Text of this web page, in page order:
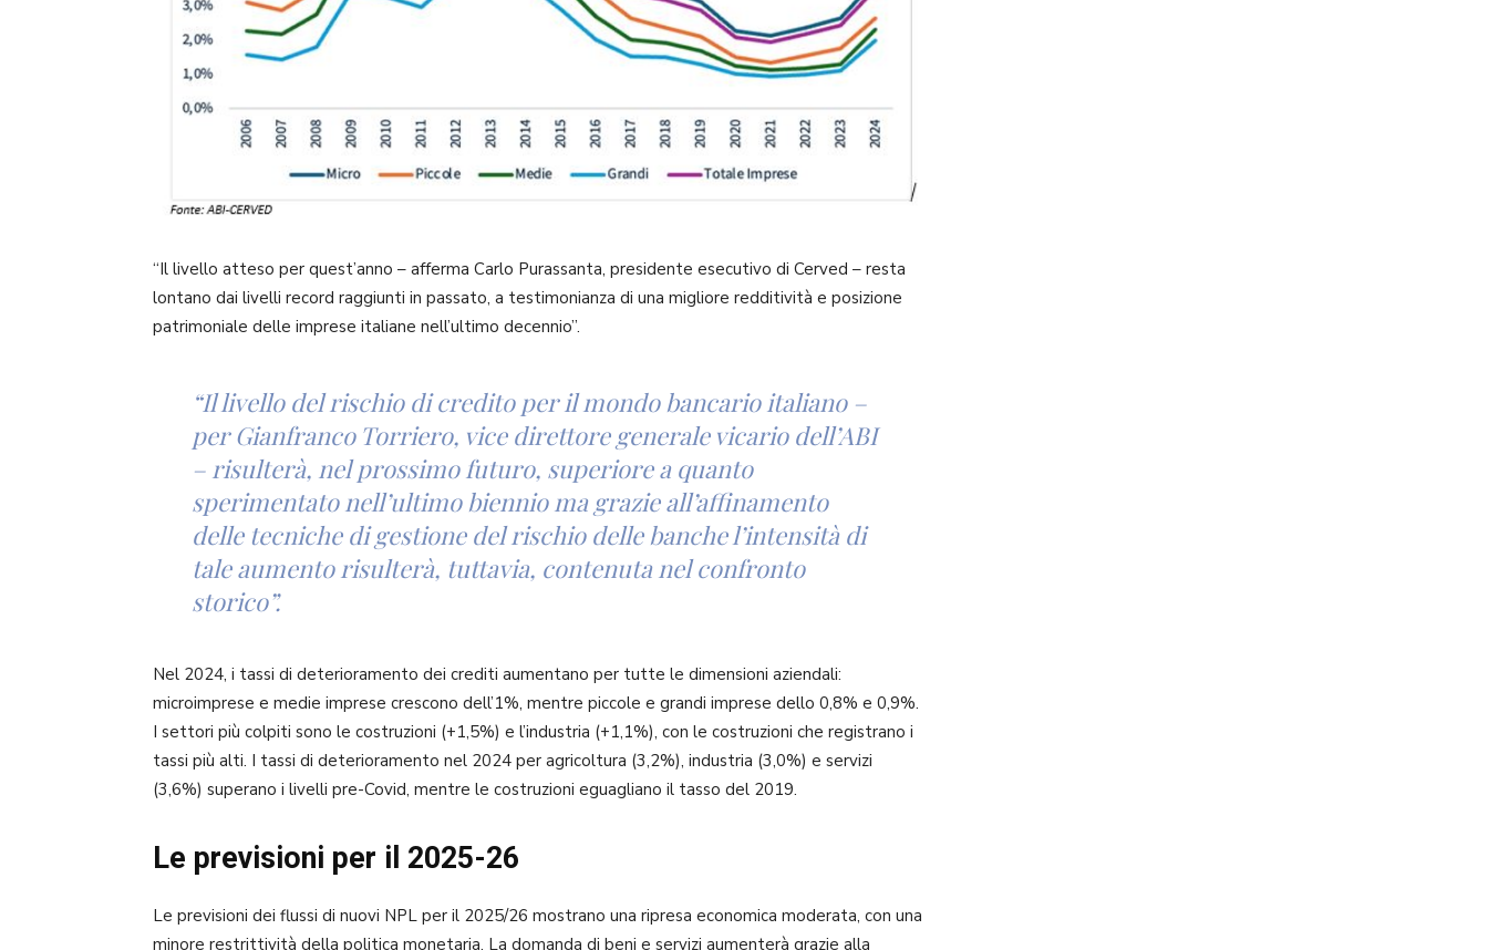
“Il livello atteso per quest’anno – afferma Carlo Purassanta, presidente esecutivo di Cerved – resta
lontano dai livelli record raggiunti in passato, a testimonianza di una migliore redditività e posizione
patrimoniale delle imprese italiane nell’ultimo decennio”.
“Il livello del rischio di credito per il mondo bancario italiano –
per Gianfranco Torriero, vice direttore generale vicario dell’ABI
– risulterà, nel prossimo futuro, superiore a quanto
sperimentato nell’ultimo biennio ma grazie all’affinamento
delle tecniche di gestione del rischio delle banche l’intensità di
tale aumento risulterà, tuttavia, contenuta nel confronto
storico”.
Nel 2024, i tassi di deterioramento dei crediti aumentano per tutte le dimensioni aziendali:
microimprese e medie imprese crescono dell’1%, mentre piccole e grandi imprese dello 0,8% e 0,9%.
I settori più colpiti sono le costruzioni (+1,5%) e l’industria (+1,1%), con le costruzioni che registrano i
tassi più alti. I tassi di deterioramento nel 2024 per agricoltura (3,2%), industria (3,0%) e servizi
(3,6%) superano i livelli pre-Covid, mentre le costruzioni eguagliano il tasso del 2019.
Le previsioni per il 2025-26
Le previsioni dei flussi di nuovi NPL per il 2025/26 mostrano una ripresa economica moderata, con una
minore restrittività della politica monetaria. La domanda di beni e servizi aumenterà grazie alla